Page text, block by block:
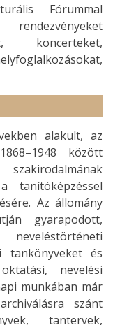
Fórummal
koncerteket,
alakult, az
között
tanítóképzéssel
Az állomány
gyarapodott,
tankönyveket és
nevelési
munkában már
szánt
tantervek,